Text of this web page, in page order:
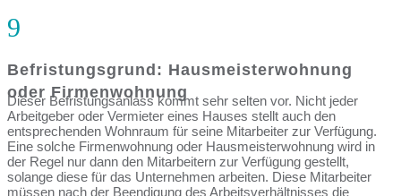
9
Befristungsgrund: Hausmeisterwohnung
oder Firmenwohnung
Dieser Befristungsanlass kommt sehr selten vor. Nicht jeder
Arbeitgeber oder Vermieter eines Hauses stellt auch den
entsprechenden Wohnraum für seine Mitarbeiter zur Verfügung.
Eine solche Firmenwohnung oder Hausmeisterwohnung wird in
der Regel nur dann den Mitarbeitern zur Verfügung gestellt,
solange diese für das Unternehmen arbeiten. Diese Mitarbeiter
müssen nach der Beendigung des Arbeitsverhältnisses die